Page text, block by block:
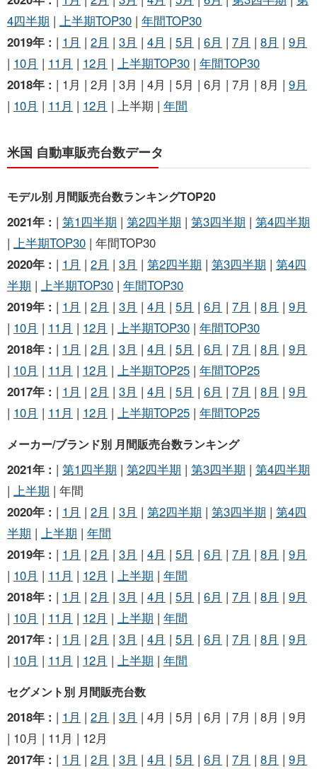
4四半期 | 上半期TOP30 | 年間TOP30
2019年 : | 1月 | 2月 | 3月 | 4月 | 5月 | 6月 | 7月 | 8月 | 9月
| 10月 | 11月 | 12月 | 上半期TOP30 | 年間TOP30
2018年 : | 1月 | 2月 | 3月 | 4月 | 5月 | 6月 | 7月 | 8月 | 9月
| 10月 | 11月 | 12月 | 上半期 | 年間
米国 自動車販売台数データ
モデル別 月間販売台数ランキングTOP20
2021年 : | 第1四半期 | 第2四半期 | 第3四半期 | 第4四半期
| 上半期TOP30 | 年間TOP30
2020年 : | 1月 | 2月 | 3月 | 第2四半期 | 第3四半期 | 第4四
半期 | 上半期TOP30 | 年間TOP30
2019年 : | 1月 | 2月 | 3月 | 4月 | 5月 | 6月 | 7月 | 8月 | 9月
| 10月 | 11月 | 12月 | 上半期TOP30 | 年間TOP30
2018年 : | 1月 | 2月 | 3月 | 4月 | 5月 | 6月 | 7月 | 8月 | 9月
| 10月 | 11月 | 12月 | 上半期TOP25 | 年間TOP25
2017年 : | 1月 | 2月 | 3月 | 4月 | 5月 | 6月 | 7月 | 8月 | 9月
| 10月 | 11月 | 12月 | 上半期TOP25 | 年間TOP25
メーカー/ブランド別 月間販売台数ランキング
2021年 : | 第1四半期 | 第2四半期 | 第3四半期 | 第4四半期
| 上半期 | 年間
2020年 : | 1月 | 2月 | 3月 | 第2四半期 | 第3四半期 | 第4四
半期 | 上半期 | 年間
2019年 : | 1月 | 2月 | 3月 | 4月 | 5月 | 6月 | 7月 | 8月 | 9月
| 10月 | 11月 | 12月 | 上半期 | 年間
2018年 : | 1月 | 2月 | 3月 | 4月 | 5月 | 6月 | 7月 | 8月 | 9月
| 10月 | 11月 | 12月 | 上半期 | 年間
2017年 : | 1月 | 2月 | 3月 | 4月 | 5月 | 6月 | 7月 | 8月 | 9月
| 10月 | 11月 | 12月 | 上半期 | 年間
セグメント別 月間販売台数
2018年 : | 1月 | 2月 | 3月 | 4月 | 5月 | 6月 | 7月 | 8月 | 9月
| 10月 | 11月 | 12月
2017年 : | 1月 | 2月 | 3月 | 4月 | 5月 | 6月 | 7月 | 8月 | 9月